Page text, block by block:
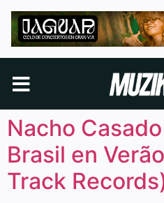
Nacho
Brasil en
Track